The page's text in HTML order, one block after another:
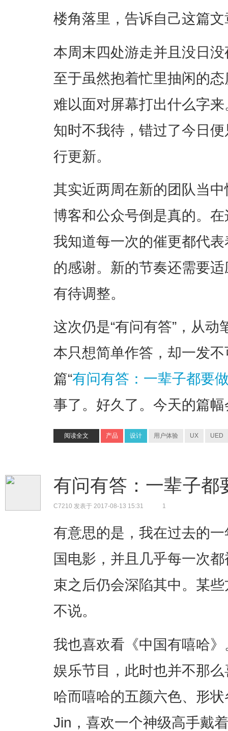
楼角落里，告诉自己这篇
本周末四处游走并且没日
至于虽然抱着忙里抽闲的
难以面对屏幕打出什么字
知时不我待，错过了今日
行更新。
其实近两周在新的团队当
博客和公众号倒是真的。
我知道每一次的催更都代
的感谢。新的节奏还需要
有待调整。
这次仍是“有问有答”，从
本只想简单作答，却一发
篇“有问有答：一辈子都要
事了。好久了。今天的篇
阅读全文 产品 设计 用户体验 UX UED
有问有答：一辈子
C7210 发表于 2017-08-13 15:31 1
有意思的是，我在过去的
国电影，并且几乎每一次
束之后仍会深陷其中。某
不说。
我也喜欢看《中国有嘻哈
娱乐节目，此时也并不那
哈而嘻哈的五颜六色、形
Jin，喜欢一个神级高手戴